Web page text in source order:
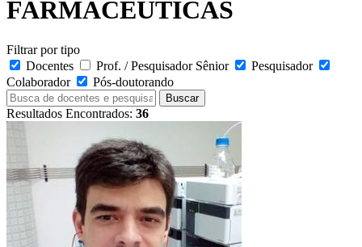
FARMACEUTICAS
Filtrar por tipo
Docentes
Prof. / Pesquisador Sênior
Pesquisador
Colaborador
Pós-doutorando
Buscar
Resultados Encontrados: 36